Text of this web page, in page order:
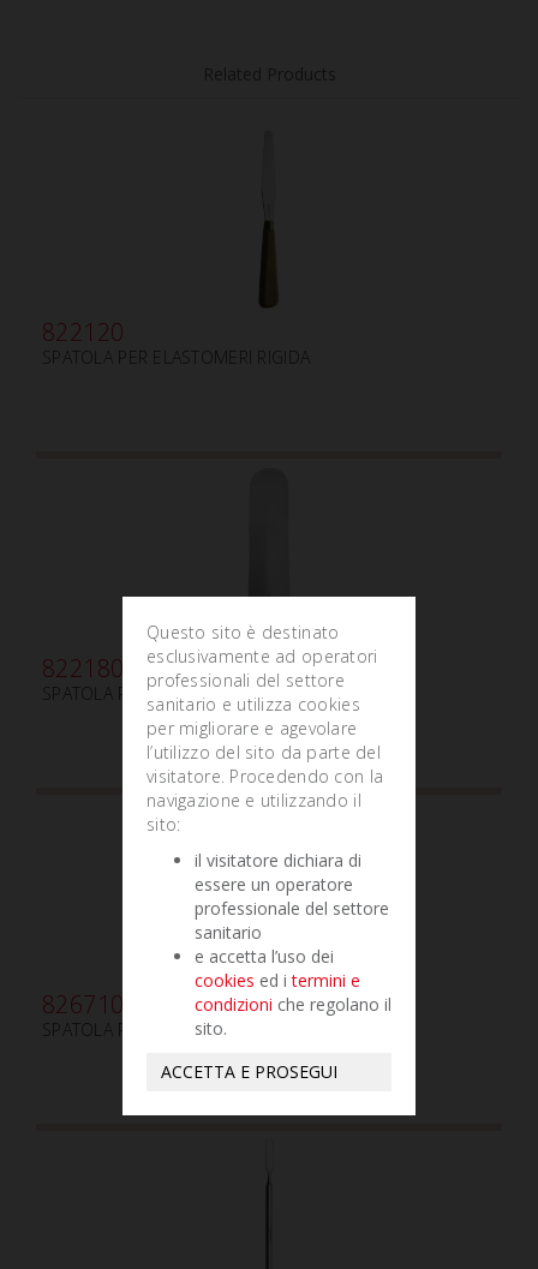
822120
SPATOLA PER ELASTOMERI RIGIDA
822180
SPATOLA PER ALGINATO E GESSO mm180
826710
SPATOLA PER CEMENTO SOTTILE
Questo sito è destinato
esclusivamente ad operatori
professionali del settore
sanitario e utilizza cookies
per migliorare e agevolare
l’utilizzo del sito da parte del
visitatore. Procedendo con la
navigazione e utilizzando il
sito:
il visitatore dichiara di
essere un operatore
professionale del settore
sanitario
e accetta l’uso dei
cookies ed itermini e
condizioni che regolano il
sito.
ACCETTA E PROSEGUI